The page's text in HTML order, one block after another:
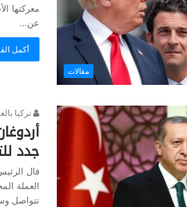
مقالات
معركتها
عن…
أكمل
تركيا
جدد
قال
العملة
تتواصل